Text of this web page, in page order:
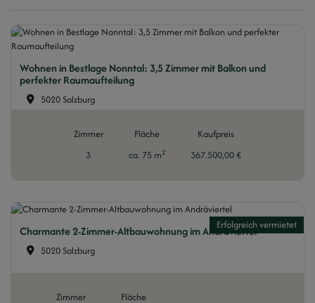
Wohnen in Bestlage Nonntal: 3,5 Zimmer mit Balkon und
perfekter Raumaufteilung
5020 Salzburg
Zimmer
3
Fläche
ca. 75 m2
Kaufpreis
367.500,00 €
Erfolgreich vermietet
Charmante 2-Zimmer-Altbauwohnung im Andräviertel
5020 Salzburg
Zimmer Fläche